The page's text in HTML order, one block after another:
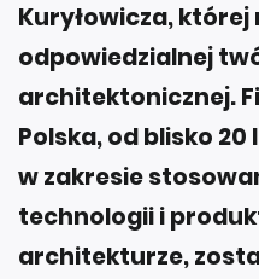
Kuryłowicza,
odpowiedzialnej
architektonicznej.
Polska, od blisko
w zakresie
technologii i
architekturze,